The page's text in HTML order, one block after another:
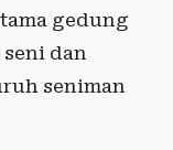
gedung
dan
seniman